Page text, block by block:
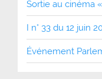
Sortie au cinéma
I n° 33 du 12 juin
Événement